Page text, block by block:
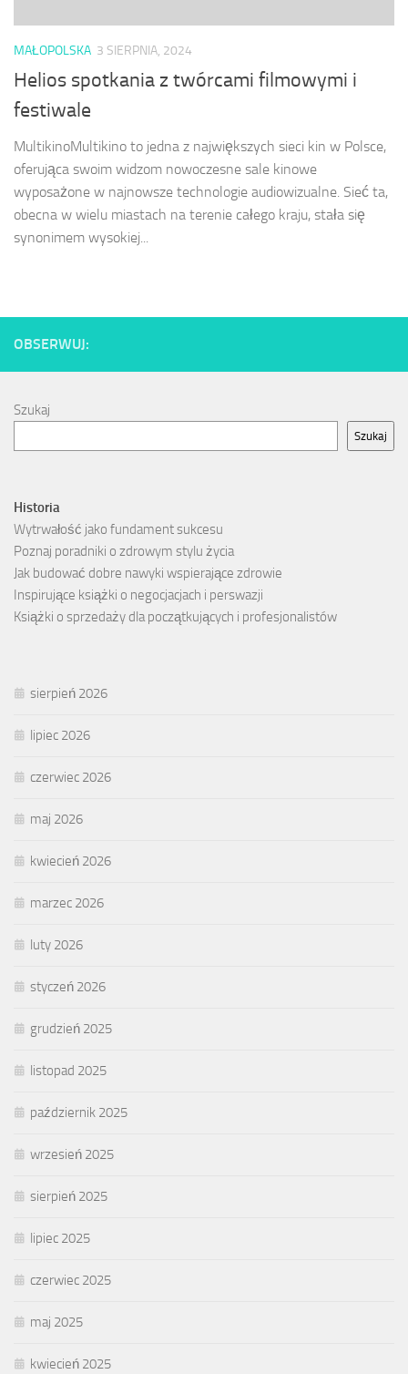
MAŁOPOLSKA 3 SIERPNIA, 2024
Helios spotkania z twórcami filmowymi i
festiwale
MultikinoMultikino to jedna z największych sieci kin w Polsce,
oferująca swoim widzom nowoczesne sale kinowe
wyposażone w najnowsze technologie audiowizualne. Sieć ta,
obecna w wielu miastach na terenie całego kraju, stała się
synonimem wysokiej...
OBSERWUJ:
Szukaj
Szukaj
Historia
Wytrwałość jako fundament sukcesu
Poznaj poradniki o zdrowym stylu życia
Jak budować dobre nawyki wspierające zdrowie
Inspirujące książki o negocjacjach i perswazji
Książki o sprzedaży dla początkujących i profesjonalistów
sierpień 2026
lipiec 2026
czerwiec 2026
maj 2026
kwiecień 2026
marzec 2026
luty 2026
styczeń 2026
grudzień 2025
listopad 2025
październik 2025
wrzesień 2025
sierpień 2025
lipiec 2025
czerwiec 2025
maj 2025
kwiecień 2025